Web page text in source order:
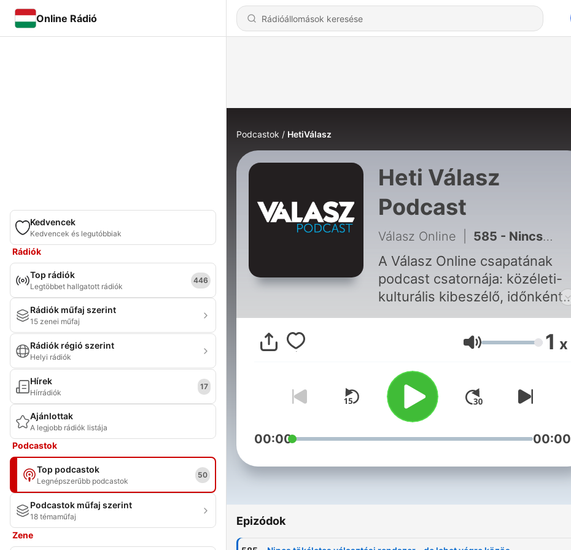
Online Rádió
Kedvencek
Kedvencek és legutóbbiak
Rádiók
Top rádiók
Legtöbbet hallgatott rádiók
446
Rádiók műfaj szerint
15 zenei műfaj
Rádiók régió szerint
Helyi rádiók
Hírek
Hírrádiók
17
Ajánlottak
A legjobb rádiók listája
Podcastok
Top podcastok
Legnépszerűbb podcastok
50
Podcastok műfaj szerint
18 témaműfaj
Zene
Podcastok HetiVálasz
Heti Válasz
Podcast
Válasz Online 585 - Nincs tökéletes választási rendszer – de lehet végre közös
A Válasz Online csapatának
podcast csatornája: közéleti-
kulturális kibeszélő, időnként
meghívott vendégekkel. Új
adás minden csütörtökön.
Mottó: „Bulvármentes.
Propagandamentes.
Konzervatív."
Hangerő 1 x
00:00 00:00
Epizódok